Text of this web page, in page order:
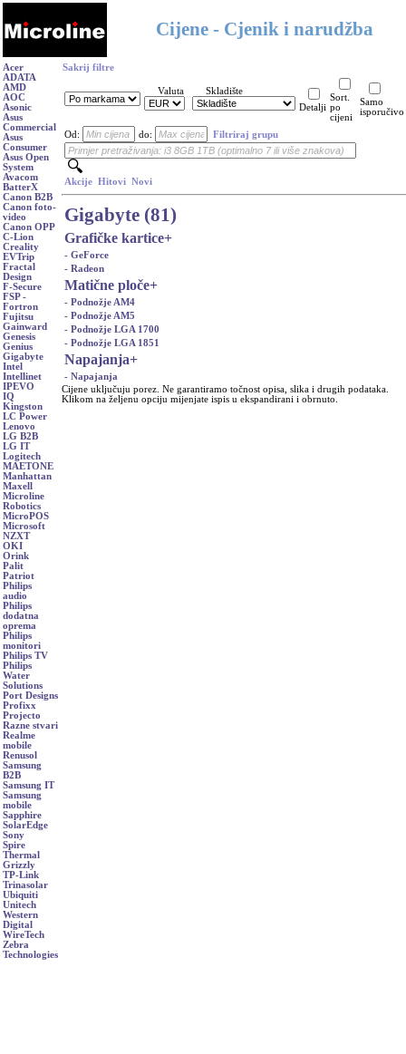
Cijene - Cjenik i narudžba
Acer
ADATA
AMD
AOC
Asonic
Asus
Commercial
Asus
Consumer
Asus Open
System
Avacom
BatterX
Canon B2B
Canon foto-
video
Canon OPP
C-Lion
Creality
EVTrip
Fractal
Design
F-Secure
FSP -
Fortron
Fujitsu
Gainward
Genesis
Genius
Gigabyte
Intel
Intellinet
IPEVO
IQ
Kingston
LC Power
Lenovo
LG B2B
LG IT
Logitech
MAETONE
Manhattan
Maxell
Microline
Robotics
MicroPOS
Microsoft
NZXT
OKI
Orink
Palit
Patriot
Philips
audio
Philips
dodatna
oprema
Philips
monitori
Philips TV
Philips
Water
Solutions
Port Designs
Profixx
Projecto
Razne stvari
Realme
mobile
Renusol
Samsung
B2B
Samsung IT
Samsung
mobile
Sapphire
SolarEdge
Sony
Spire
Thermal
Grizzly
TP-Link
Trinasolar
Ubiquiti
Unitech
Western
Digital
WireTech
Zebra
Technologies
Sakrij filtre
Valuta
Skladište
Detalji
Sort.
po
cijeni
Samo
isporučivo
Od: do: Filtriraj grupu
Akcije Hitovi Novi
Gigabyte (81)
Grafičke kartice+
- GeForce
- Radeon
Matične ploče+
- Podnožje AM4
- Podnožje AM5
- Podnožje LGA 1700
- Podnožje LGA 1851
Napajanja+
- Napajanja
Cijene uključuju porez. Ne garantiramo točnost opisa, slika i drugih podataka.
Klikom na željenu opciju mijenjate ispis u ekspandirani i obrnuto.